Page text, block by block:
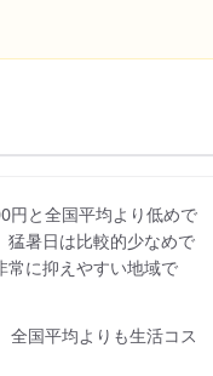
円と全国平均より低めで
暑日は比較的少なめで
常に抑えやすい地域で
全国平均よりも生活コス